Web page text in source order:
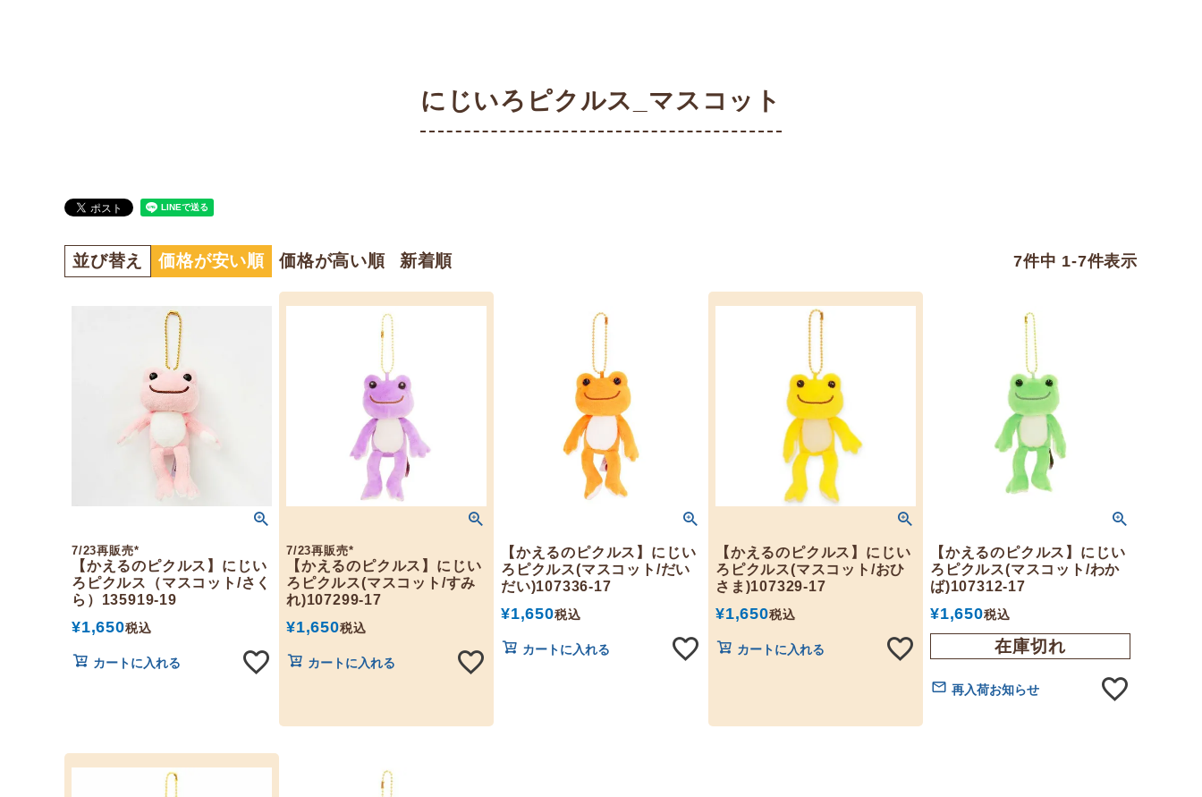
にじいろピクルス_マスコット
並び替え 価格が安い順 価格が高い順 新着順 7件中 1-7件表示
7/23再販売*
【かえるのピクルス】にじい
ろピクルス（マスコット/さく
ら）135919-19
¥1,650税込
カートに入れる
7/23再販売*
【かえるのピクルス】にじい
ろピクルス(マスコット/すみ
れ)107299-17
¥1,650税込
カートに入れる
【かえるのピクルス】にじい
ろピクルス(マスコット/だい
だい)107336-17
¥1,650税込
カートに入れる
【かえるのピクルス】にじい
ろピクルス(マスコット/おひ
さま)107329-17
¥1,650税込
カートに入れる
【かえるのピクルス】にじい
ろピクルス(マスコット/わか
ば)107312-17
¥1,650税込
在庫切れ
再入荷お知らせ